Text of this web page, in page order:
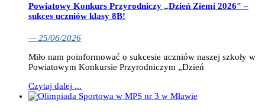
Powiatowy Konkurs Przyrodniczy „Dzień Ziemi 2026″ –
sukces uczniów klasy 8B!
— 25/06/2026
Miło nam poinformować o sukcesie uczniów naszej szkoły w
Powiatowym Konkursie Przyrodniczym „Dzień
Czytaj dalej ...